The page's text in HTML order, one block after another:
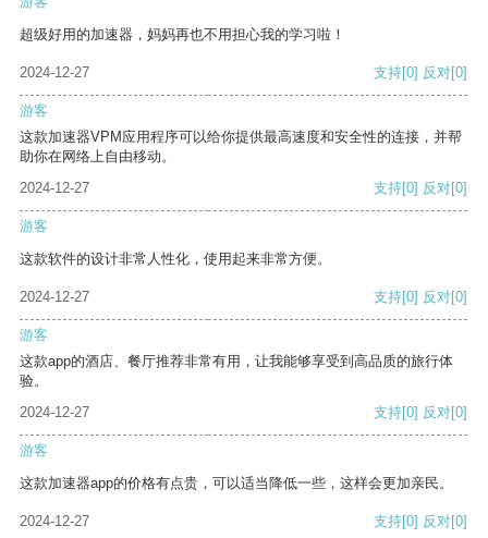
超级好用的加速器，妈妈再也不用担心我的学习啦！
2024-12-27 支持[0] 反对[0]
游客
这款加速器VPM应用程序可以给你提供最高速度和安全性的连接，并帮
助你在网络上自由移动。
2024-12-27
支持[0] 反对[0]
游客
这款软件的设计非常人性化，使用起来非常方便。
2024-12-27 支持[0] 反对[0]
游客
这款app的酒店、餐厅推荐非常有用，让我能够享受到高品质的旅行体
验。
2024-12-27
支持[0] 反对[0]
游客
这款加速器app的价格有点贵，可以适当降低一些，这样会更加亲民。
2024-12-27 支持[0] 反对[0]